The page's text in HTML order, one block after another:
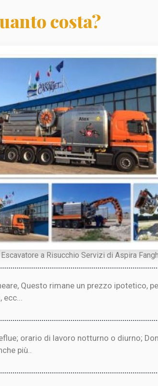
costa?
Escavatore a Risucchio Servizi di Aspira
Questo rimane un prezzo ipotetico,
ecc...
orario di lavoro notturno o diurno;
più..